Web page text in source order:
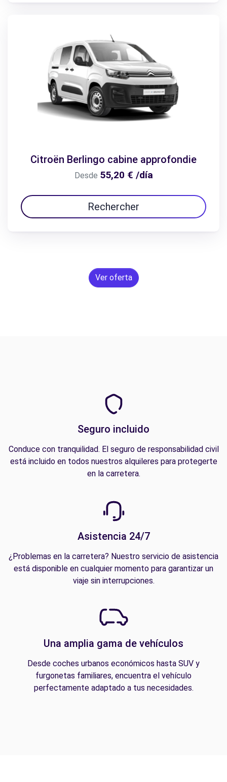
Citroën Berlingo cabine approfondie
Desde 55,20 € /día
Rechercher
Ver oferta
Seguro incluido
Conduce con tranquilidad. El seguro de responsabilidad civil
está incluido en todos nuestros alquileres para protegerte
en la carretera.
Asistencia 24/7
¿Problemas en la carretera? Nuestro servicio de asistencia
está disponible en cualquier momento para garantizar un
viaje sin interrupciones.
Una amplia gama de vehículos
Desde coches urbanos económicos hasta SUV y
furgonetas familiares, encuentra el vehículo
perfectamente adaptado a tus necesidades.